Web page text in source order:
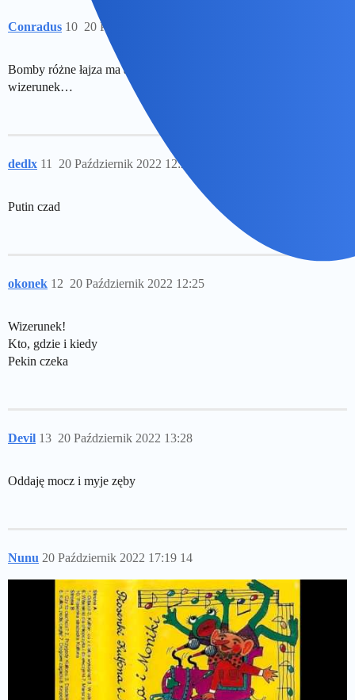
Conradus 20 Październik 2022 12:15
10
Bomby różne łajza ma a wojny nie może przegrać bo ucierpi jego
wizerunek…
dedlx 20 Październik 2022 12:23
11
Putin czad
okonek 20 Październik 2022 12:25
12
Wizerunek!
Kto, gdzie i kiedy
Pekin czeka
Devil 20 Październik 2022 13:28
13
Oddaję mocz i myje zęby
Nunu 20 Październik 2022 17:19 14